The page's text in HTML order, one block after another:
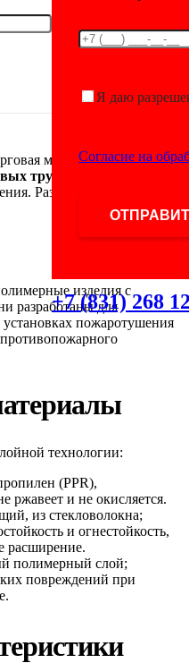
Я даю
Согласие на
+7 (831) 268
марка
труб
Разберём
изделия с
разработаныдля
установках пожаротушения
противопожарного
технологии:
(PPR),
ржавеет и не окисляется.
из стекловолокна;
и огнестойкость,
расширение.
полимерный слой;
повреждений при